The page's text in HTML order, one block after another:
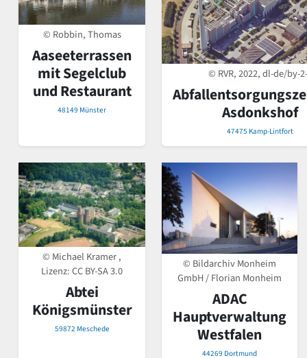
© Robbin, Thomas
Aaseeterrassen
mit Segelclub
und Restaurant
48149 Münster
© RVR, 2022, dl-de/by-
Asdonkshof
47475 Kamp-Lintfort
© Michael Kramer ,
Lizenz:CC BY-SA 3.0
Abtei
Königsmünster
59872 Meschede
© Bildarchiv Monheim
GmbH / Florian Monheim
ADAC
Hauptverwaltung
Westfalen
44269 Dortmund